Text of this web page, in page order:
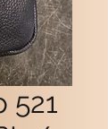
521